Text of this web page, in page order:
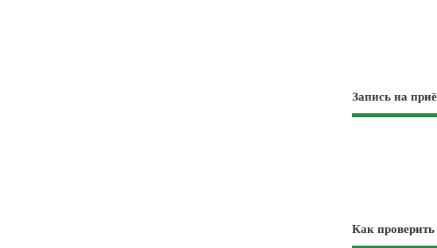
Запись на
Как